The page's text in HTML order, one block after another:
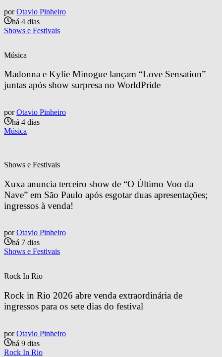
por Otavio Pinheiro
há 4 dias
Shows e Festivais
Música
Madonna e Kylie Minogue lançam “Love Sensation”
juntas após show surpresa no WorldPride
por Otavio Pinheiro
há 4 dias
Música
Shows e Festivais
Xuxa anuncia terceiro show de “O Último Voo da
Nave” em São Paulo após esgotar duas apresentações;
ingressos à venda!
por Otavio Pinheiro
há 7 dias
Shows e Festivais
Rock In Rio
Rock in Rio 2026 abre venda extraordinária de
ingressos para os sete dias do festival
por Otavio Pinheiro
há 9 dias
Rock In Rio